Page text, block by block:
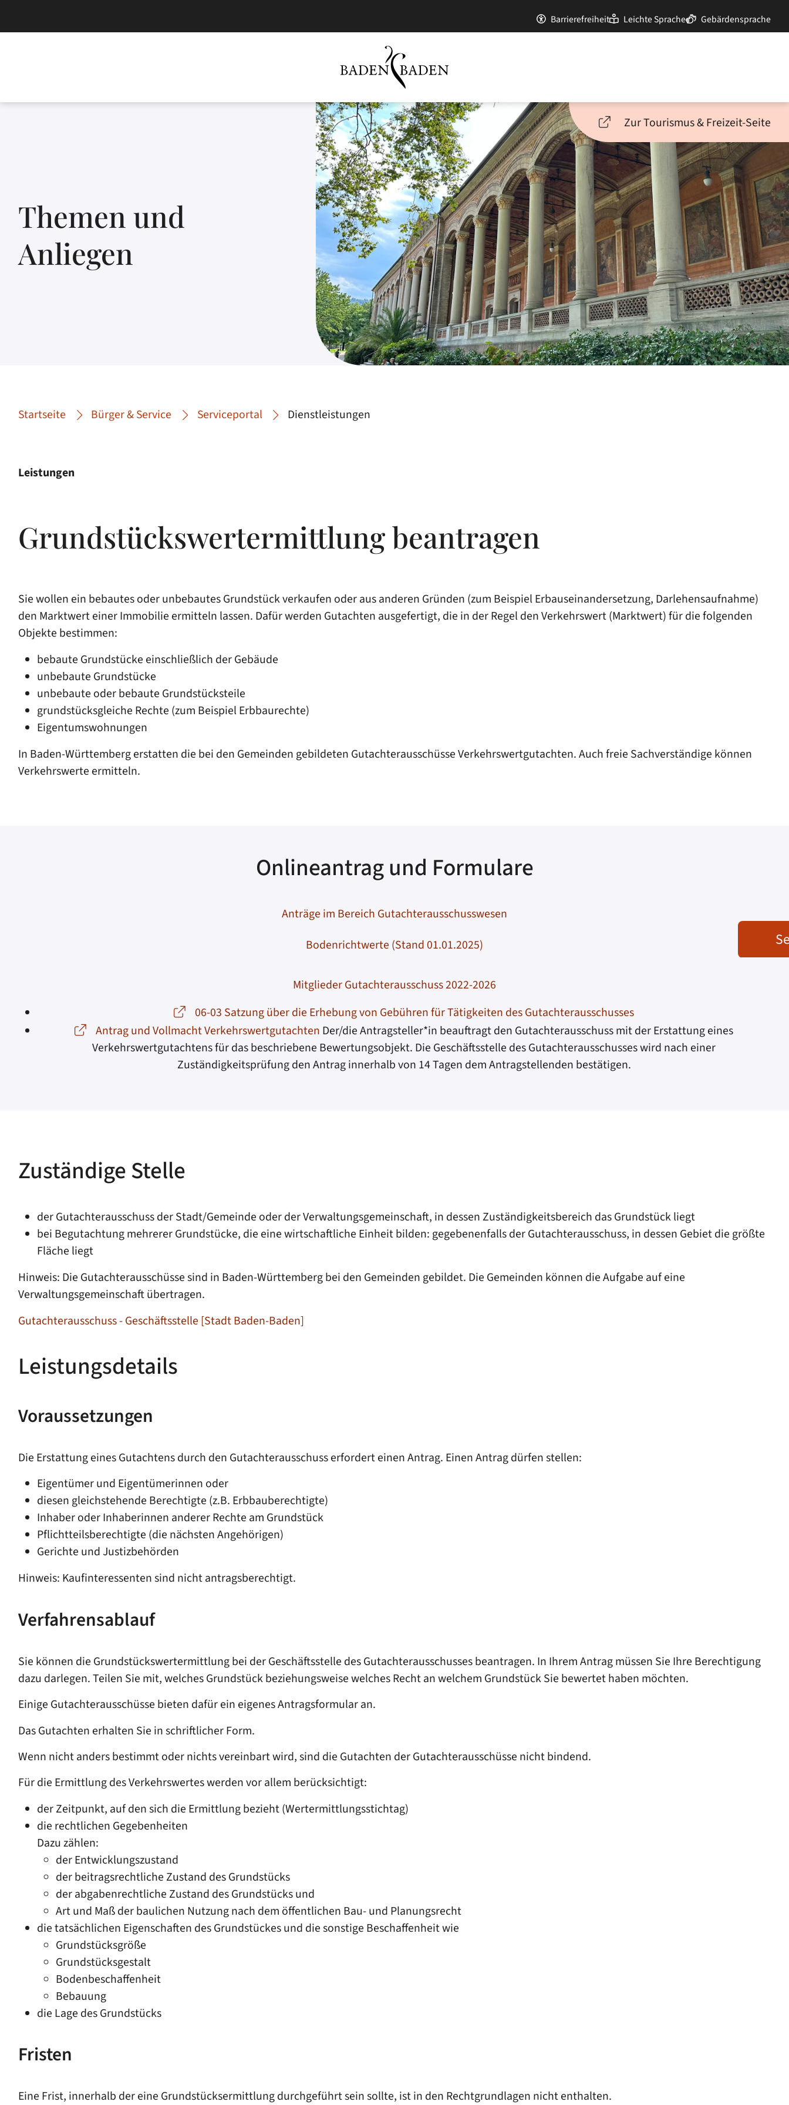
Barrierefreiheit Leichte Sprache Gebärdensprache
Zur Tourismus & Freizeit-Seite
Themen und
Anliegen
Startseite Bürger & Service Serviceportal Dienstleistungen
Leistungen
Grundstückswertermittlung beantragen
Sie wollen ein bebautes oder unbebautes Grundstück verkaufen oder aus anderen Gründen (zum Beispiel Erbauseinandersetzung, Darlehensaufnahme)
den Marktwert einer Immobilie ermitteln lassen. Dafür werden Gutachten ausgefertigt, die in der Regel den Verkehrswert (Marktwert) für die folgenden
Objekte bestimmen:
bebaute Grundstücke einschließlich der Gebäude
unbebaute Grundstücke
unbebaute oder bebaute Grundstücksteile
grundstücksgleiche Rechte (zum Beispiel Erbbaurechte)
Eigentumswohnungen
In Baden-Württemberg erstatten die bei den Gemeinden gebildeten Gutachterausschüsse Verkehrswertgutachten. Auch freie Sachverständige können
Verkehrswerte ermitteln.
Onlineantrag und Formulare
Anträge im Bereich Gutachterausschusswesen
Bodenrichtwerte (Stand 01.01.2025)
Mitglieder Gutachterausschuss 2022-2026
06-03 Satzung über die Erhebung von Gebühren für Tätigkeiten des Gutachterausschusses
Antrag und Vollmacht Verkehrswertgutachten Der/die Antragsteller*in beauftragt den Gutachterausschuss mit der Erstattung eines
Verkehrswertgutachtens für das beschriebene Bewertungsobjekt. Die Geschäftsstelle des Gutachterausschusses wird nach einer
Zuständigkeitsprüfung den Antrag innerhalb von 14 Tagen dem Antragstellenden bestätigen.
Zuständige Stelle
der Gutachterausschuss der Stadt/Gemeinde oder der Verwaltungsgemeinschaft, in dessen Zuständigkeitsbereich das Grundstück liegt
bei Begutachtung mehrerer Grundstücke, die eine wirtschaftliche Einheit bilden: gegebenenfalls der Gutachterausschuss, in dessen Gebiet die größte
Fläche liegt
Hinweis: Die Gutachterausschüsse sind in Baden-Württemberg bei den Gemeinden gebildet. Die Gemeinden können die Aufgabe auf eine
Verwaltungsgemeinschaft übertragen.
Gutachterausschuss - Geschäftsstelle [Stadt Baden-Baden]
Leistungsdetails
Voraussetzungen
Die Erstattung eines Gutachtens durch den Gutachterausschuss erfordert einen Antrag. Einen Antrag dürfen stellen:
Eigentümer und Eigentümerinnen oder
diesen gleichstehende Berechtigte (z.B. Erbbauberechtigte)
Inhaber oder Inhaberinnen anderer Rechte am Grundstück
Pflichtteilsberechtigte (die nächsten Angehörigen)
Gerichte und Justizbehörden
Hinweis: Kaufinteressenten sind nicht antragsberechtigt.
Verfahrensablauf
Sie können die Grundstückswertermittlung bei der Geschäftsstelle des Gutachterausschusses beantragen. In Ihrem Antrag müssen Sie Ihre Berechtigung
dazu darlegen. Teilen Sie mit, welches Grundstück beziehungsweise welches Recht an welchem Grundstück Sie bewertet haben möchten.
Einige Gutachterausschüsse bieten dafür ein eigenes Antragsformular an.
Das Gutachten erhalten Sie in schriftlicher Form.
Wenn nicht anders bestimmt oder nichts vereinbart wird, sind die Gutachten der Gutachterausschüsse nicht bindend.
Für die Ermittlung des Verkehrswertes werden vor allem berücksichtigt:
der Zeitpunkt, auf den sich die Ermittlung bezieht (Wertermittlungsstichtag)
die rechtlichen Gegebenheiten
Dazu zählen:
der Entwicklungszustand
der beitragsrechtliche Zustand des Grundstücks
der abgabenrechtliche Zustand des Grundstücks und
Art und Maß der baulichen Nutzung nach dem öffentlichen Bau- und Planungsrecht
die tatsächlichen Eigenschaften des Grundstückes und die sonstige Beschaffenheitwie
Grundstücksgröße
Grundstücksgestalt
Bodenbeschaffenheit
Bebauung
die Lage des Grundstücks
Fristen
Eine Frist, innerhalb der eine Grundstücksermittlung durchgeführt sein sollte, ist in den Rechtgrundlagen nicht enthalten.